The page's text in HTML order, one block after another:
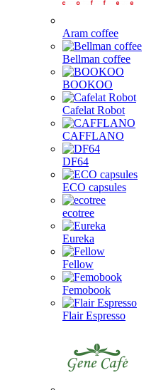
Aram coffee
Bellman coffee
BOOKOO
Cafelat Robot
CAFFLANO
DF64
ECO capsules
ecotree
Eureka
Fellow
Femobook
Flair Espresso